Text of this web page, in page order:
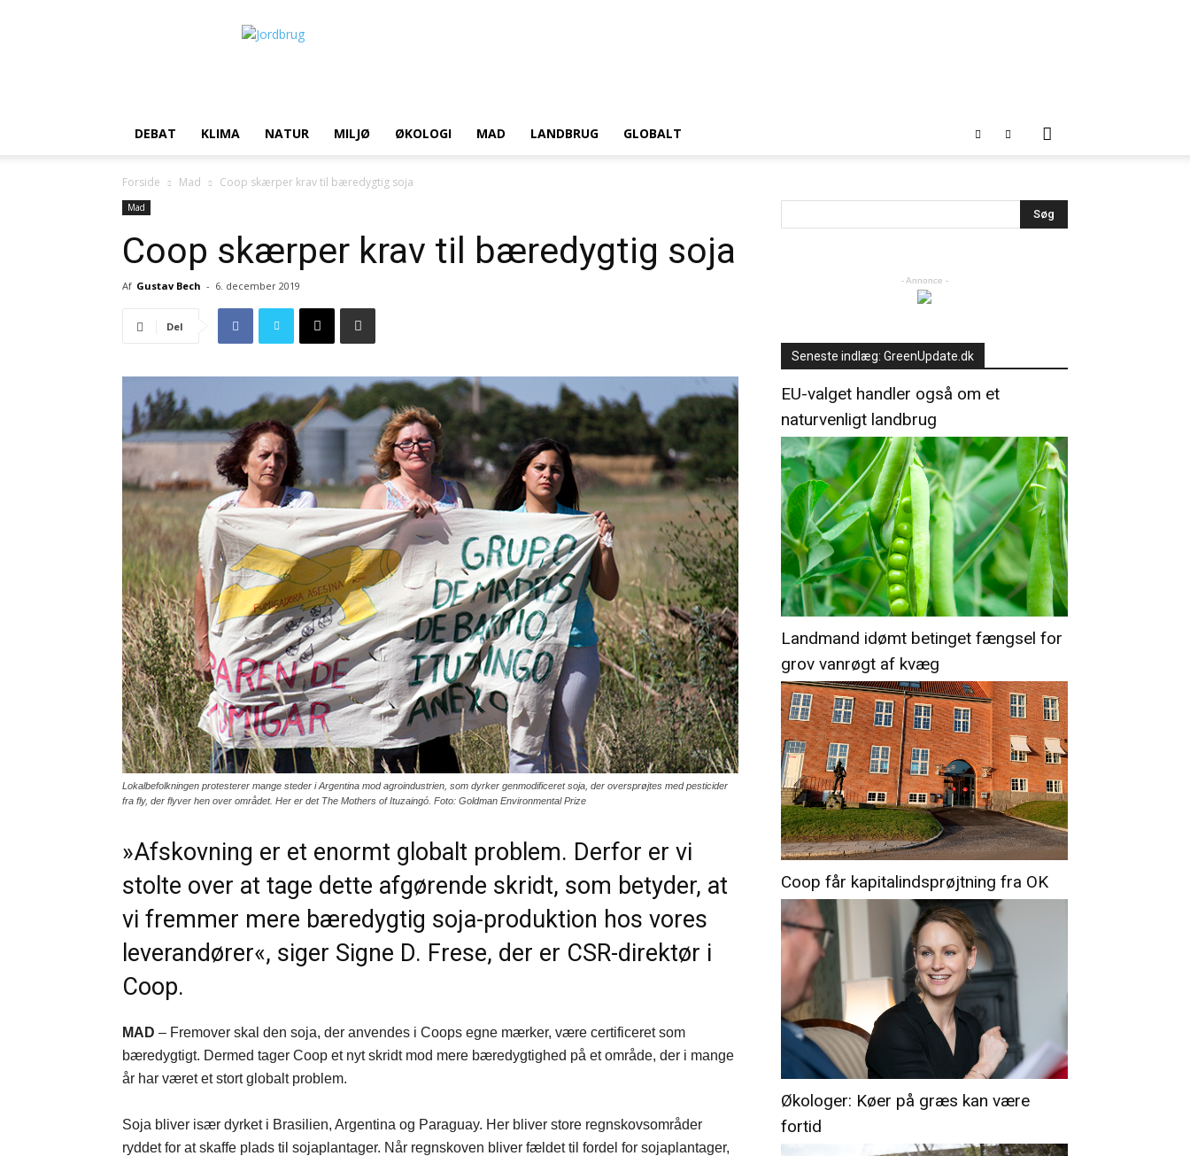
DEBAT KLIMA NATUR MILJØ ØKOLOGI MAD LANDBRUG GLOBALT
Forside Mad Coop skærper krav til bæredygtig soja
Mad
Coop skærper krav til bæredygtig soja
Af Gustav Bech - 6. december 2019
Del
Lokalbefolkningen protesterer mange steder i Argentina mod agroindustrien, som dyrker genmodificeret soja, der oversprøjtes med pesticider
fra fly, der flyver hen over området. Her er det The Mothers of Ituzaingó. Foto: Goldman Environmental Prize
»Afskovning er et enormt globalt problem. Derfor er vi
stolte over at tage dette afgørende skridt, som betyder, at
vi fremmer mere bæredygtig soja-produktion hos vores
leverandører«, siger Signe D. Frese, der er CSR-direktør i
Coop.
MAD – Fremover skal den soja, der anvendes i Coops egne mærker, være certificeret som
bæredygtigt. Dermed tager Coop et nyt skridt mod mere bæredygtighed på et område, der i mange
år har været et stort globalt problem.
Soja bliver især dyrket i Brasilien, Argentina og Paraguay. Her bliver store regnskovsområder
ryddet for at skaffe plads til sojaplantager. Når regnskoven bliver fældet til fordel for sojaplantager,
- Annonce -
Seneste indlæg: GreenUpdate.dk
EU-valget handler også om et
naturvenligt landbrug
Landmand idømt betinget fængsel for
grov vanrøgt af kvæg
Coop får kapitalindsprøjtning fra OK
Økologer: Køer på græs kan være
fortid